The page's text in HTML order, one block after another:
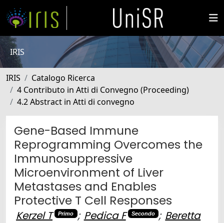
IRIS
IRIS
Catalogo Ricerca
4 Contributo in Atti di Convegno (Proceeding)
4.2 Abstract in Atti di convegno
Gene-Based Immune
Reprogramming Overcomes the
Immunosuppressive
Microenvironment of Liver
Metastases and Enables
Protective T Cell Responses
Kerzel T Primo ; Pedica F Secondo ; Beretta